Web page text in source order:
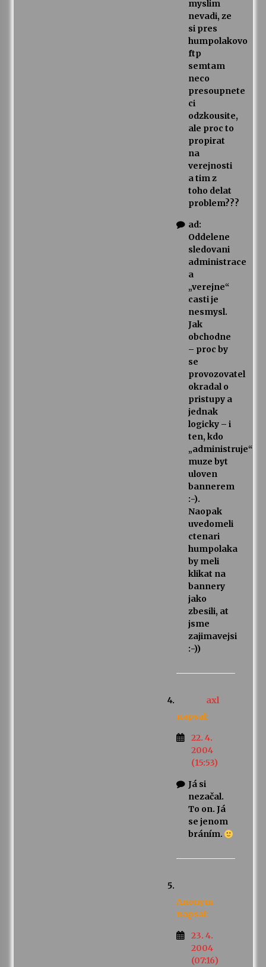
myslim
nevadi, ze
si pres
humpolakovo
ftp
semtam
neco
presoupnete
ci
odzkousite,
ale proc to
propirat
na
verejnosti
a tim z
toho delat
problem???
ad:
Oddelene
sledovani
administrace
a
„verejne“
casti je
nesmysl.
Jak
obchodne
– proc by
se
provozovatel
okradal o
pristupy a
jednak
logicky – i
ten, kdo
„administruje“
muze byt
uloven
bannerem
:-).
Naopak
uvedomeli
ctenari
humpolaka
by meli
klikat na
bannery
jako
zbesili, at
jsme
zajimavejsi
:-))
axl
napsal:
22. 4.
2004
(15:53)
Já si
nezačal.
To on. Já
se jenom
bráním.
Anonym
napsal:
23. 4.
2004
(07:16)